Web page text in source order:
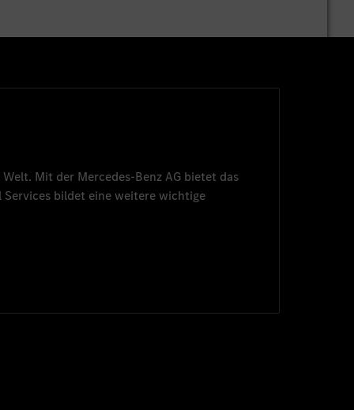
Mit der Mercedes-Benz AG bietet das
Services bildet eine weitere wichtige